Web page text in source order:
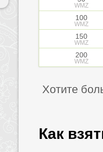
WMZ
100
WMZ
150
WMZ
200
WMZ
Хотите
Как